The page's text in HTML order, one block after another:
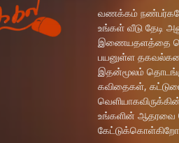
வணக்கம்
உங்கள் வீடு தேடி
இணையதளத்தை
பயனுள்ள
இதன்மூலம்
கவிதைகள்,
உங்களின் ஆதரவை